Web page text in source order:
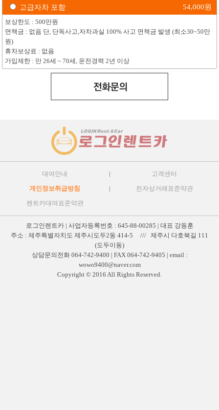
고급자차 포함 54,000원
보상한도 : 500만원
면책금 : 없음 단, 단독사고,자차과실 100% 사고 면책금 발생 (최소30~50만
원)
휴차보상료 : 없음
가입제한 : 만 26세 ~ 70세, 운전경력 2년 이상
대여안내 고객센터
개인정보취급방침 전자상거래표준약관
렌트카대여표준약관
로그인렌트카 | 사업자등록번호 : 645-88-00285 | 대표 강동훈
주소 : 제주특별자치도 제주시도두2동 414-5 /// 제주시 다호북길 111
(도두이동)
상담문의전화 064-742-9400 | FAX 064-742-9405 | email :
wowo9400@naver.com
Copyright © 2016 All Rights Reserved.